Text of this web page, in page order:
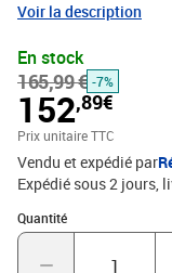
intérieur. Matériau
résistance, stabilité et
contreplaqué : les
répartition du poids,
chaque torsion de
rangement
compartiments sur
des livres, des plantes
:Un matelas n'est pas
variée de matelas.
trouver un matelas
Voir la description
En stock
165,99 € -7%
152,89€
Prix unitaire TTC
Vendu et expédié par
Expédié sous 2 jours
Quantité
Quantité : 1